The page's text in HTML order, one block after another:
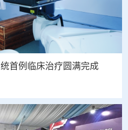
首例临床治疗圆满完成